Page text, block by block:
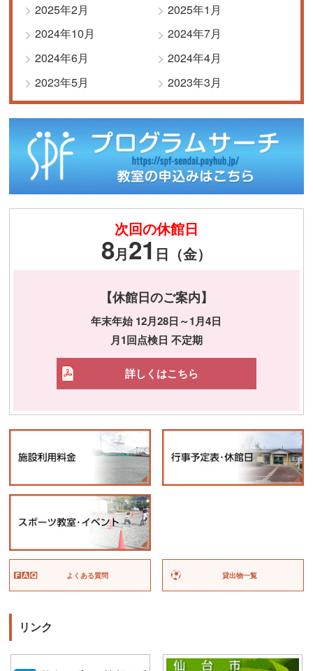
2025年2月
2025年1月
2024年10月
2024年7月
2024年6月
2024年4月
2023年5月
2023年3月
次回の休館日
8月21 日（金）
【休館日のご案内】
年末年始 12月28日～1月4日
月1回点検日 不定期
詳しくはこちら
よくある質問 貸出物一覧
リンク